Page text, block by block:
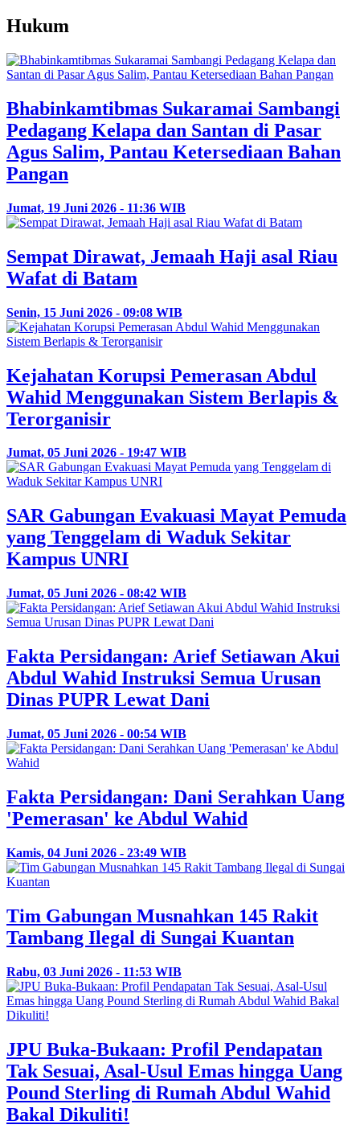
Hukum
Bhabinkamtibmas Sukaramai Sambangi
Pedagang Kelapa dan Santan di Pasar
Agus Salim, Pantau Ketersediaan Bahan
Pangan
Jumat, 19 Juni 2026 - 11:36 WIB
Sempat Dirawat, Jemaah Haji asal Riau
Wafat di Batam
Senin, 15 Juni 2026 - 09:08 WIB
Kejahatan Korupsi Pemerasan Abdul
Wahid Menggunakan Sistem Berlapis &
Terorganisir
Jumat, 05 Juni 2026 - 19:47 WIB
SAR Gabungan Evakuasi Mayat Pemuda
yang Tenggelam di Waduk Sekitar
Kampus UNRI
Jumat, 05 Juni 2026 - 08:42 WIB
Fakta Persidangan: Arief Setiawan Akui
Abdul Wahid Instruksi Semua Urusan
Dinas PUPR Lewat Dani
Jumat, 05 Juni 2026 - 00:54 WIB
Fakta Persidangan: Dani Serahkan Uang
'Pemerasan' ke Abdul Wahid
Kamis, 04 Juni 2026 - 23:49 WIB
Tim Gabungan Musnahkan 145 Rakit
Tambang Ilegal di Sungai Kuantan
Rabu, 03 Juni 2026 - 11:53 WIB
JPU Buka-Bukaan: Profil Pendapatan
Tak Sesuai, Asal-Usul Emas hingga Uang
Pound Sterling di Rumah Abdul Wahid
Bakal Dikuliti!